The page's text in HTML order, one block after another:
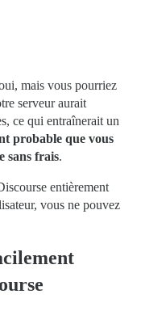
mais vous pourriez
serveur aurait
ce qui entraînerait un
probable que vous
sans frais.
entièrement
vous ne pouvez